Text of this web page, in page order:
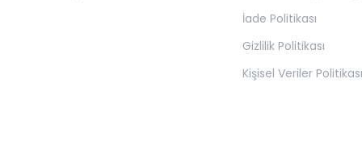
İade Politikası
Gizlilik Politikası
Kişisel Veriler Politikası